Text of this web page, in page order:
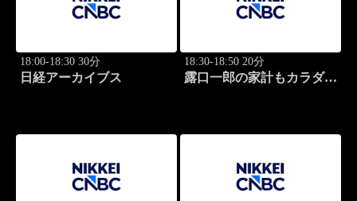
18:00-18:30 30分
日経アーカイブス
18:30-18:50 20分
露口一郎の家計もカラダも